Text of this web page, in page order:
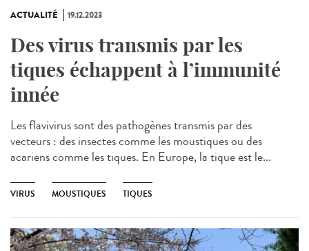
ACTUALITÉ 19.12.2023
Des virus transmis par les
tiques échappent à l’immunité
innée
Les flavivirus sont des pathogènes transmis par des
vecteurs : des insectes comme les moustiques ou des
acariens comme les tiques. En Europe, la tique est le...
VIRUS MOUSTIQUES TIQUES